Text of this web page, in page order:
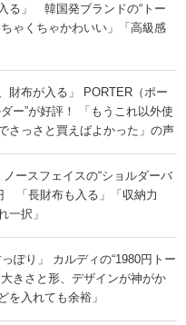
る」 韓国発ブランドの“トー
ゃくちゃかわいい」「高級感
財布が入る」 PORTER（ポー
ー”が好評！ 「もうこれ以外使
さっさと買えばよかった」の声
ースフェイスの“ショルダーバ
「長財布も入る」「収納力
一択」
ぽり」 カルディの“1980円トー
きさと形、デザインが神がか
を入れても余裕」